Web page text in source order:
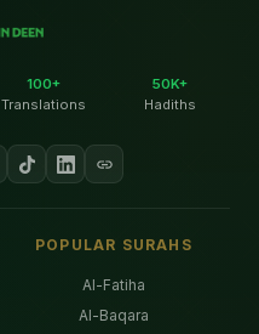
100+
Translations
50K+
Hadiths
POPULAR SURAHS
Al-Fatiha
Al-Baqara